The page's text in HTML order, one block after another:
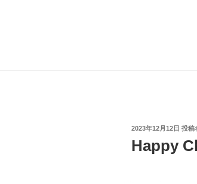
投
日:
2023年12月12日 投稿
Happy